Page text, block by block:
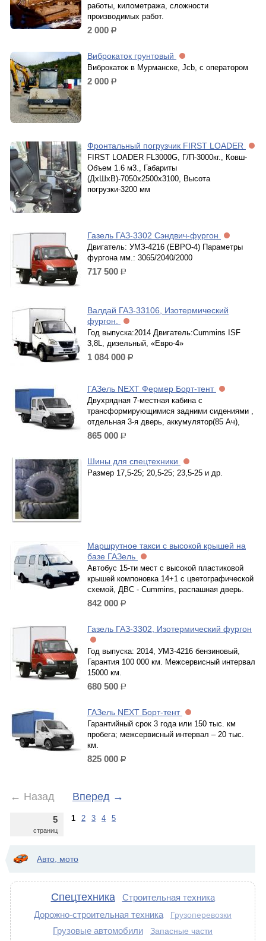
работы, километража, сложности
производимых работ.
2 000 р.
Виброкаток грунтовый
Виброкаток в Мурманске, Jcb, с оператором
2 000 р.
Фронтальный погрузчик FIRST LOADER
FIRST LOADER FL3000G, Г/П-3000кг., Ковш-
Объем 1.6 м3., Габариты
(ДхШхВ)-7050x2500x3100, Высота
погрузки-3200 мм
Газель ГАЗ-3302 Сэндвич-фургон
Двигатель: УМЗ-4216 (ЕВРО-4) Параметры
фургона мм.: 3065/2040/2000
717 500 р.
Валдай ГАЗ-33106, Изотермический
фургон.
Год выпуска:2014 Двигатель:Cummins ISF
3,8L, дизельный, «Евро-4»
1 084 000 р.
ГАЗель NEXT Фермер Борт-тент
Двухрядная 7-местная кабина с
трансформирующимися задними сидениями ,
отдельная 3-я дверь, аккумулятор(85 Ач),
865 000 р.
Шины для спецтехники
Размер 17,5-25; 20,5-25; 23,5-25 и др.
Маршрутное такси с высокой крышей на
базе ГАЗель
Автобус 15-ти мест с высокой пластиковой
крышей компоновка 14+1 с цветографической
схемой, ДВС - Cummins, распашная дверь.
842 000 р.
Газель ГАЗ-3302, Изотермический фургон
Год выпуска: 2014, УМЗ-4216 бензиновый,
Гарантия 100 000 км. Межсервисный интервал
15000 км.
680 500 р.
ГАЗель NEXT Борт-тент
Гарантийный срок 3 года или 150 тыс. км
пробега; межсервисный интервал – 20 тыс.
км.
825 000 р.
← Назад Вперед →
5
страниц
1 2 3 4 5
Авто, мото
Спецтехника
Строительная техника
Дорожно-строительная техника
Грузоперевозки
Грузовые автомобили Запасные части